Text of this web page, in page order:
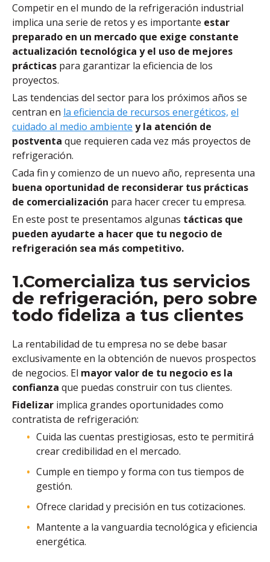
Competir en el mundo de la refrigeración industrial
implica una serie de retos y es importante estar
preparado en un mercado que exige constante
actualización tecnológica y el uso de mejores
prácticas para garantizar la eficiencia de los
proyectos.
Las tendencias del sector para los próximos años se
centran en la eficiencia de recursos energéticos, el
cuidado al medio ambiente y la atención de
postventa que requieren cada vez más proyectos de
refrigeración.
Cada fin y comienzo de un nuevo año, representa una
buena oportunidad de reconsiderar tus prácticas
de comercialización para hacer crecer tu empresa.
En este post te presentamos algunas tácticas que
pueden ayudarte a hacer que tu negocio de
refrigeración sea más competitivo.
1.Comercializa tus servicios
de refrigeración, pero sobre
todo fideliza a tus clientes
La rentabilidad de tu empresa no se debe basar
exclusivamente en la obtención de nuevos prospectos
de negocios. El mayor valor de tu negocio es la
confianza que puedas construir con tus clientes.
Fidelizar implica grandes oportunidades como
contratista de refrigeración:
Cuida las cuentas prestigiosas, esto te permitirá
crear credibilidad en el mercado.
Cumple en tiempo y forma con tus tiempos de
gestión.
Ofrece claridad y precisión en tus cotizaciones.
Mantente a la vanguardia tecnológica y eficiencia
energética.